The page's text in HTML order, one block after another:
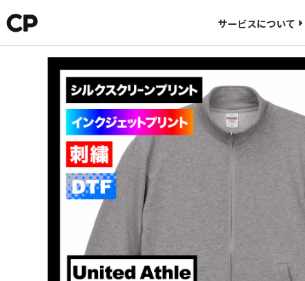
サービスについて
CORNER PRINTINGについて
料金について